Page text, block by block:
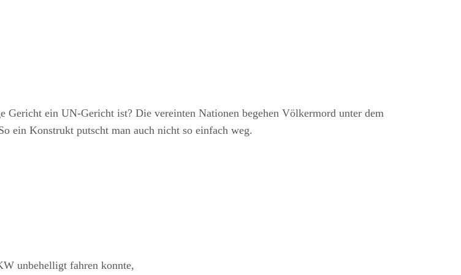
Gericht ein UN-Gericht ist? Die vereinten Nationen begehen Völkermord unter dem
ein Konstrukt putscht man auch nicht so einfach weg.
unbehelligt fahren konnte,